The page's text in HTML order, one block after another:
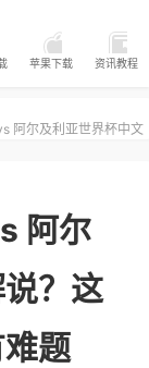
苹果下载 资讯教程
阿尔及利亚世界杯中文
阿尔
？这
题